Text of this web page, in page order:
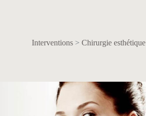
Interventions > Chirurgie esthétique